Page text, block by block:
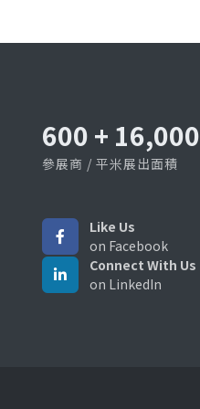
600 + 16,000
參展商 / 平米展出面積
Like Us
on Facebook
Connect With Us
on LinkedIn